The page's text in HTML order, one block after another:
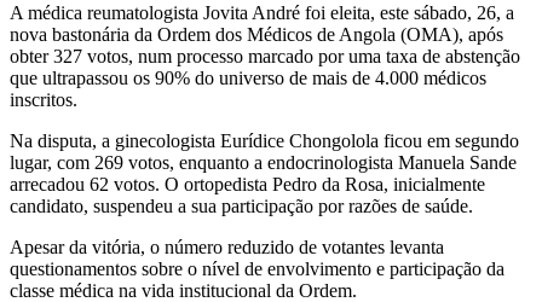
A médica reumatologista Jovita André foi eleita, este sábado, 26, a
nova bastonária da Ordem dos Médicos de Angola (OMA), após
obter 327 votos, num processo marcado por uma taxa de abstenção
que ultrapassou os 90% do universo de mais de 4.000 médicos
inscritos.
Na disputa, a ginecologista Eurídice Chongolola ficou em segundo
lugar, com 269 votos, enquanto a endocrinologista Manuela Sande
arrecadou 62 votos. O ortopedista Pedro da Rosa, inicialmente
candidato, suspendeu a sua participação por razões de saúde.
Apesar da vitória, o número reduzido de votantes levanta
questionamentos sobre o nível de envolvimento e participação da
classe médica na vida institucional da Ordem.